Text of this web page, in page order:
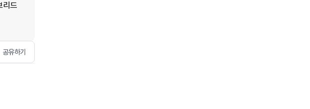
리드
공유하기